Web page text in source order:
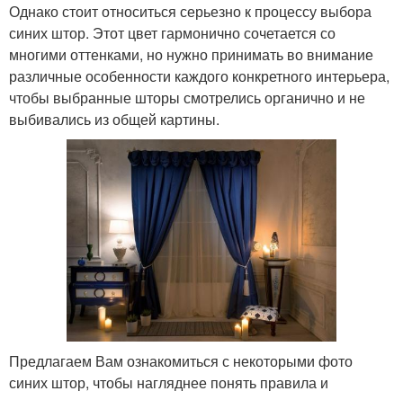
Однако стоит относиться серьезно к процессу выбора
синих штор. Этот цвет гармонично сочетается со
многими оттенками, но нужно принимать во внимание
различные особенности каждого конкретного интерьера,
чтобы выбранные шторы смотрелись органично и не
выбивались из общей картины.
Предлагаем Вам ознакомиться с некоторыми фото
синих штор, чтобы нагляднее понять правила и